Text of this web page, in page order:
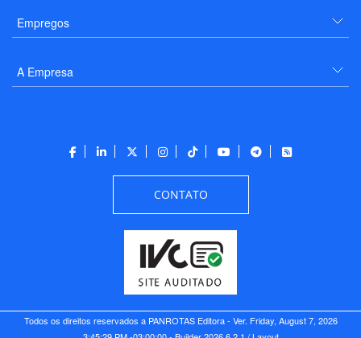
Empregos
A Empresa
CONTATO
Todos os direitos reservados a PANROTAS Editora - Ver. Friday, August 7, 2026